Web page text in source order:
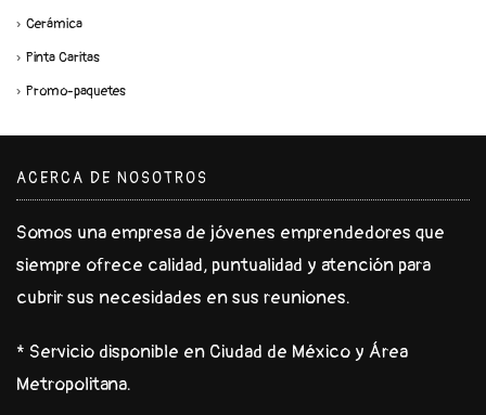
Cerámica
Pinta Caritas
Promo-paquetes
ACERCA DE NOSOTROS
Somos una empresa de jóvenes emprendedores que
siempre ofrece calidad, puntualidad y atención para
cubrir sus necesidades en sus reuniones.
* Servicio disponible en Ciudad de México y Área
Metropolitana.